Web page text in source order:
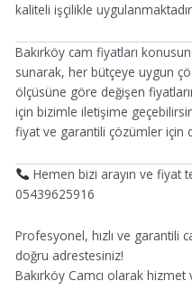
kaliteli işçilikle
Bakırköy cam fiyatları
sunarak, her bütçeye uygun
ölçüsüne göre değişen
için bizimle iletişime
fiyat ve garantili çözümler için
Hemen bizi arayın ve fiyat
05439625916
Profesyonel, hızlı ve garantili
doğru adrestesiniz!
Bakırköy Camcı olarak